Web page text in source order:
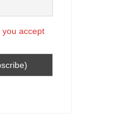
you accept